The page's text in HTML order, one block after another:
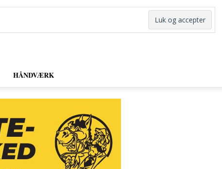
HÅNDVÆRK